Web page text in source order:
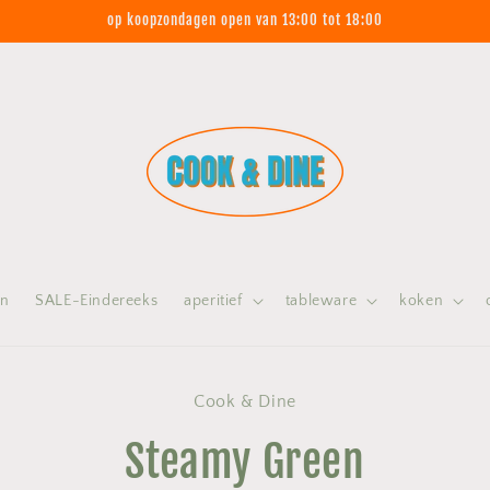
op koopzondagen open van 13:00 tot 18:00
SALE-Eindereeks aperitief tableware koken
Cook & Dine
Steamy Green